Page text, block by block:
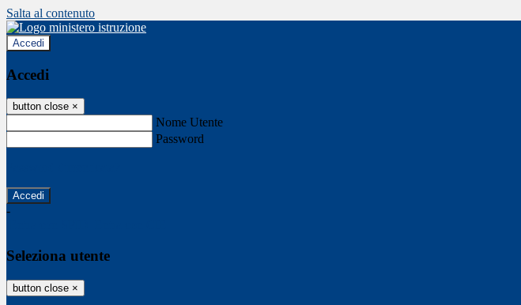
Salta al contenuto
Accedi
Accedi
button close ×
Nome Utente
Password
-
Seleziona utente
button close ×